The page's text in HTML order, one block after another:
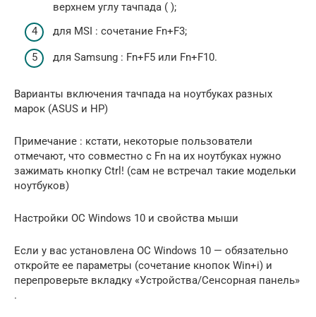
верхнем углу тачпада ( );
для MSI : сочетание Fn+F3;
для Samsung : Fn+F5 или Fn+F10.
Варианты включения тачпада на ноутбуках разных
марок (ASUS и HP)
Примечание : кстати, некоторые пользователи
отмечают, что совместно с Fn на их ноутбуках нужно
зажимать кнопку Ctrl! (сам не встречал такие модельки
ноутбуков)
Настройки ОС Windows 10 и свойства мыши
Если у вас установлена ОС Windows 10 — обязательно
откройте ее параметры (сочетание кнопок Win+i) и
перепроверьте вкладку «Устройства/Сенсорная панель»
.